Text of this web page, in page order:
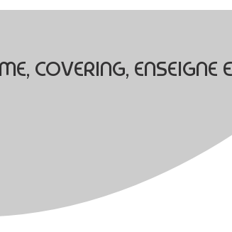
COVERING, ENSEIGNE